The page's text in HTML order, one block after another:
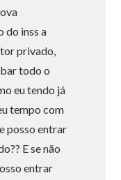
do inss a
privado,
todo o
eu tendo já
tempo com
posso entrar
E se não
entrar